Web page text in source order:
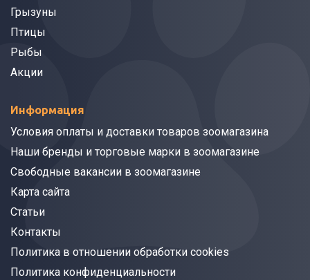
Грызуны
Птицы
Рыбы
Акции
Информация
Условия оплаты и доставки товаров зоомагазина
Наши бренды и торговые марки в зоомагазине
Свободные вакансии в зоомагазине
Карта сайта
Статьи
Контакты
Политика в отношении обработки cookies
Политика конфиденциальности